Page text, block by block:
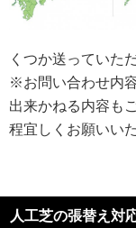
お問い合わせ電話番号：
は、遅滞なく電話番号の
※業務の性質上、サイ
※以上の方針を改定する
ブページにて通知致しま
ご利用規約
①ご訪問予約後のご訪問
③荒天（大雨・大雪・強
くつか送っていた
※お問い合わせ内
出来かねる内容も
程宜しくお願いい
人工芝の張替え対